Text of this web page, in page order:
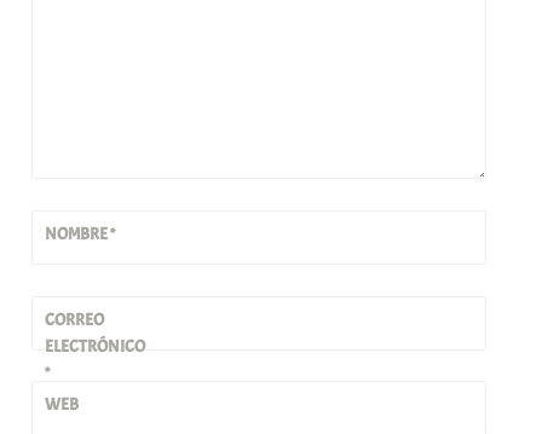
NOMBRE*
CORREO
ELECTRÓNICO
*
WEB